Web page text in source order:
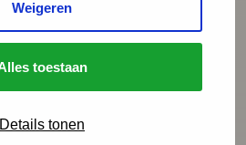
Weigeren
toestaan
Details tonen